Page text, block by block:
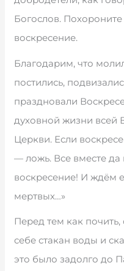
Богослов.
воскресение.
Благодарим, что
постились,
праздновали
духовной жизни всей
Церкви. Если
— ложь. Все вместе
воскресение! И ждём
мертвых…»
Перед тем как
себе стакан воды и
это было задолго до